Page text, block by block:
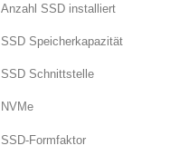
Anzahl SSD installiert
SSD Speicherkapazität
SSD Schnittstelle
NVMe
SSD-Formfaktor